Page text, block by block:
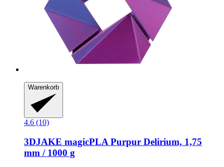
Warenkorb
4.6 (10)
3DJAKE magicPLA Purpur Delirium, 1,75
mm / 1000 g